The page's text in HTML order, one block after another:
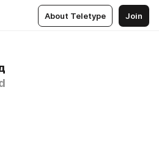
About Teletype Join